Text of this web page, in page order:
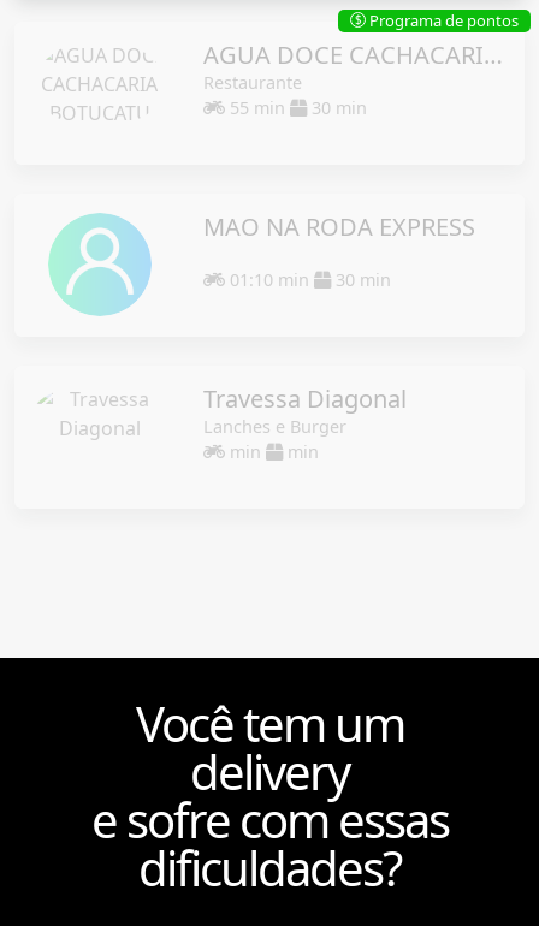
AGUA DOCE CACHACARIA BOTUCATU
Restaurante
55 min
30 min
$ Programa de pontos
MAO NA RODA EXPRESS
01:10 min 30 min
Travessa Diagonal
Lanches e Burger
min
min
Você tem um
delivery
e sofre com essas
dificuldades?